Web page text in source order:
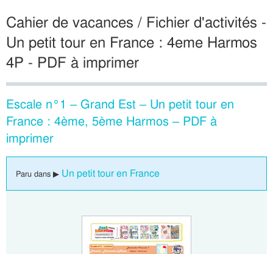
Cahier de vacances / Fichier d'activités -
Un petit tour en France : 4eme Harmos
4P - PDF à imprimer
Escale n°1 – Grand Est – Un petit tour en
France : 4ème, 5ème Harmos – PDF à
imprimer
Paru dans ▶ Un petit tour en France